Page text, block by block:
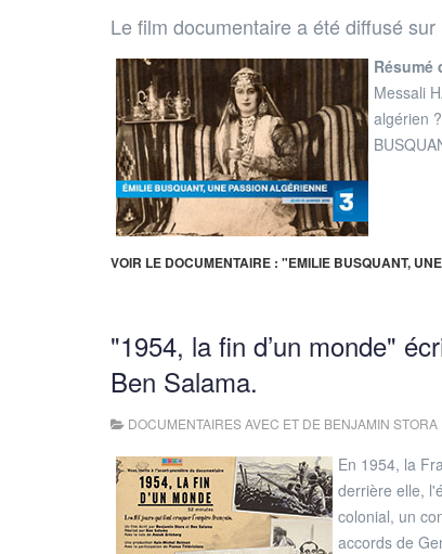
Le film documentaire a été diffusé
Résumé
Messali
algérien
VOIR LE DOCUMENTAIRE : "EMILIE BUSQUANT,
"1954, la fin d’un monde"
Ben Salama.
DOCUMENTAIRES AVEC ET DE BENJAMIN STORA
En 1954, la
derrière elle,
colonial, un
accords de